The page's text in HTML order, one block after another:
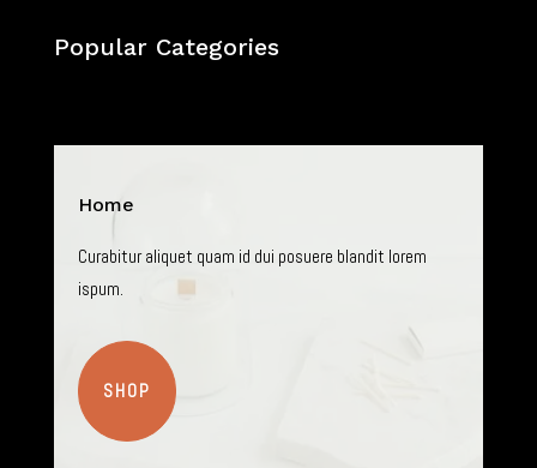
Popular Categories
Home
Curabitur aliquet quam id dui posuere blandit lorem
ispum.
SHOP